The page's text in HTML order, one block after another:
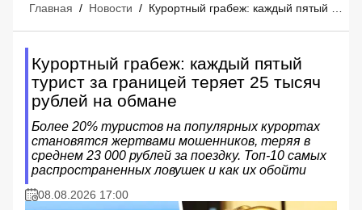
Главная / Новости /
Курортный грабеж: каждый пятый
турист за границей теряет 25 тысяч
рублей на обмане
Более 20% туристов на популярных курортах
становятся жертвами мошенников, теряя в
среднем 23 000 рублей за поездку. Топ-10 самых
распространенных ловушек и как их обойти
08.08.2026 17:00